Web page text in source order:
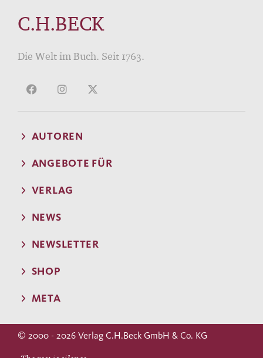
C.H.BECK
Die Welt im Buch. Seit 1763.
AUTOREN
ANGEBOTE FÜR
VERLAG
NEWS
NEWSLETTER
SHOP
META
© 2000 - 2026 Verlag C.H.Beck GmbH & Co. KG